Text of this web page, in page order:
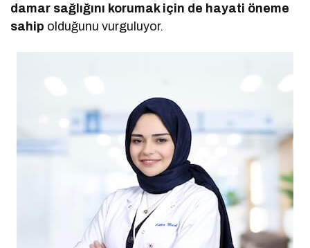
damar sağlığını korumak için de hayati öneme
sahip olduğunu vurguluyor.